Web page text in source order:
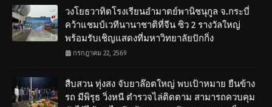
วงโยธวาทิตโรงเรียนอำมาตย์พานิชนุกูล จ.กระบี่
คว้าแชมป์เวทีนานาชาติที่จีน ซิว 2 รางวัลใหญ่
พร้อมรับเชิญแสดงที่มหาวิทยาลัยปักกิ่ง
กรกฎาคม 22, 2569
สืบสวน ทุ่งสง จับยาล๊อตใหญ่ พบเป้าหมาย ยืนข้าง
รถ มีพิรุธ วิ่งหนี ตำรวจไล่ติดตาม สามารถควบคุม